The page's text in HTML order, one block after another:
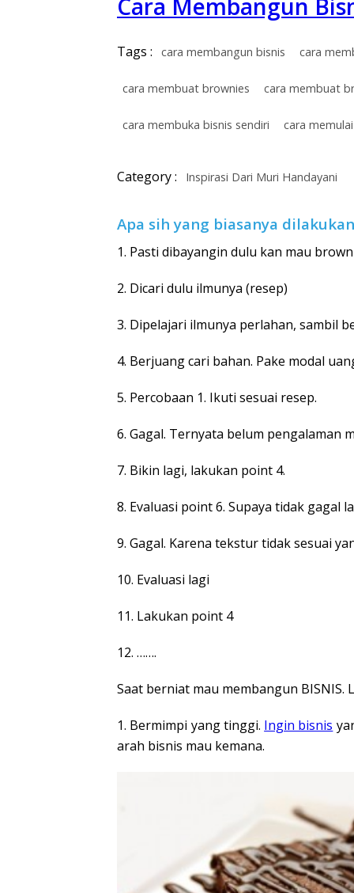
Cara Membangun
Tags : cara membangun bisnis cara
cara membuat brownies cara membuat
cara membuka bisnis sendiri cara
Category : Inspirasi Dari Muri Handayani
Apa sih yang biasanya
1. Pasti dibayangin dulu kan mau
2. Dicari dulu ilmunya (resep)
3. Dipelajari ilmunya perlahan, sambil
4. Berjuang cari bahan. Pake modal
5. Percobaan 1. Ikuti sesuai resep.
6. Gagal. Ternyata belum
7. Bikin lagi, lakukan point 4.
8. Evaluasi point 6. Supaya tidak gagal
9. Gagal. Karena tekstur tidak sesuai
10. Evaluasi lagi
11. Lakukan point 4
12. …….
Saat berniat mau membangun
1. Bermimpi yang tinggi. Ingin bisnis
arah bisnis mau kemana.